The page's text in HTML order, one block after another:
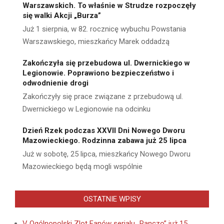
Warszawskich. To właśnie w Strudze rozpoczęły
się walki Akcji „Burza”
Już 1 sierpnia, w 82. rocznicę wybuchu Powstania
Warszawskiego, mieszkańcy Marek oddadzą
Zakończyła się przebudowa ul. Dwernickiego w
Legionowie. Poprawiono bezpieczeństwo i
odwodnienie drogi
Zakończyły się prace związane z przebudową ul.
Dwernickiego w Legionowie na odcinku
Dzień Rzek podczas XXVII Dni Nowego Dworu
Mazowieckiego. Rodzinna zabawa już 25 lipca
Już w sobotę, 25 lipca, mieszkańcy Nowego Dworu
Mazowieckiego będą mogli wspólnie
OSTATNIE WPISY